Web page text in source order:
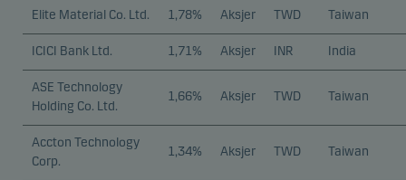
Elite Material Co. Ltd. 1,78% Aksjer TWD Taiwan
ICICI Bank Ltd. 1,71% Aksjer INR India
ASE Technology
Holding Co. Ltd.
1,66% Aksjer TWD Taiwan
Accton Technology
Corp.
1,34% Aksjer TWD Taiwan